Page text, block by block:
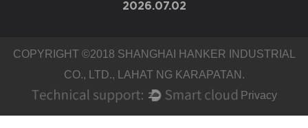
2026.07.02
COPYRIGHT ©2018 SHANGHAI HANKER INDUSTRIAL
CO., LTD., LAHAT NG KARAPATAN.
Privacy